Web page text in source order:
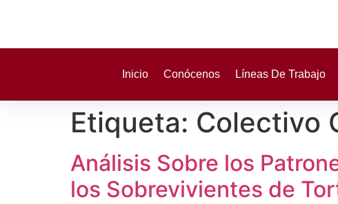
Inicio Conócenos Líneas De Trabajo
Etiqueta: Colectivo
Análisis Sobre los
los Sobrevivientes de